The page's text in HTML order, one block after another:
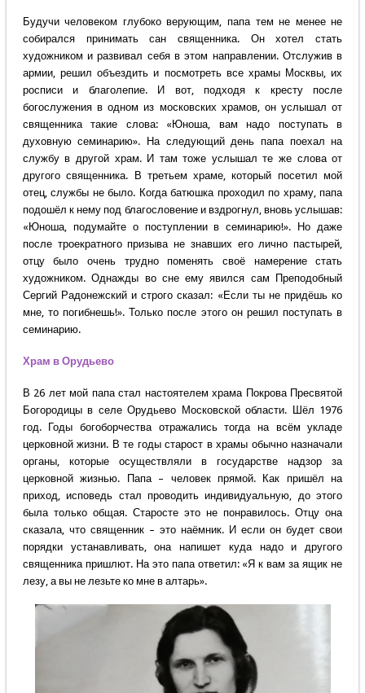
Будучи человеком глубоко верующим, папа тем не менее не
собирался принимать сан священника. Он хотел стать
художником и развивал себя в этом направлении. Отслужив в
армии, решил объездить и посмотреть все храмы Москвы, их
росписи и благолепие. И вот, подходя к кресту после
богослужения в одном из московских храмов, он услышал от
священника такие слова: «Юноша, вам надо поступать в
духовную семинарию». На следующий день папа поехал на
службу в другой храм. И там тоже услышал те же слова от
другого священника. В третьем храме, который посетил мой
отец, службы не было. Когда батюшка проходил по храму, папа
подошёл к нему под благословение и вздрогнул, вновь услышав:
«Юноша, подумайте о поступлении в семинарию!». Но даже
после троекратного призыва не знавших его лично пастырей,
отцу было очень трудно поменять своё намерение стать
художником. Однажды во сне ему явился сам Преподобный
Сергий Радонежский и строго сказал: «Если ты не придёшь ко
мне, то погибнешь!». Только после этого он решил поступать в
семинарию.
Храм в Орудьево
В 26 лет мой папа стал настоятелем храма Покрова Пресвятой
Богородицы в селе Орудьево Московской области. Шёл 1976
год. Годы богоборчества отражались тогда на всём укладе
церковной жизни. В те годы старост в храмы обычно назначали
органы, которые осуществляли в государстве надзор за
церковной жизнью. Папа – человек прямой. Как пришёл на
приход, исповедь стал проводить индивидуальную, до этого
была только общая. Старосте это не понравилось. Отцу она
сказала, что священник – это наёмник. И если он будет свои
порядки устанавливать, она напишет куда надо и другого
священника пришлют. На это папа ответил: «Я к вам за ящик не
лезу, а вы не лезьте ко мне в алтарь».